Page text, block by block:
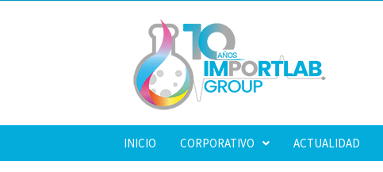
INICIO CORPORATIVO ACTUALIDAD